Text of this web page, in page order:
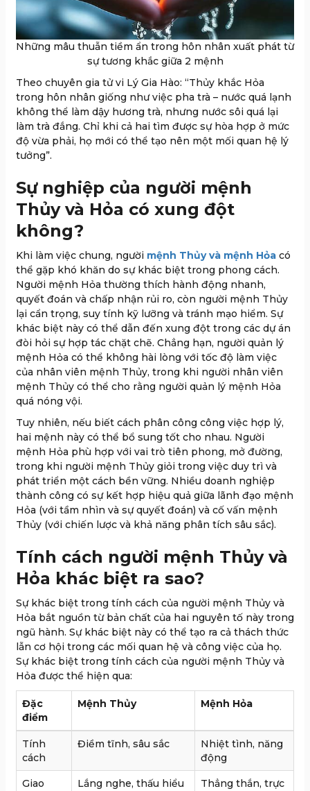
Những mâu thuẫn tiềm ẩn trong hôn nhân xuất phát từ
sự tương khắc giữa 2 mệnh
Theo chuyên gia tử vi Lý Gia Hào: “Thủy khắc Hỏa
trong hôn nhân giống như việc pha trà – nước quá lạnh
không thể làm dậy hương trà, nhưng nước sôi quá lại
làm trà đắng. Chỉ khi cả hai tìm được sự hòa hợp ở mức
độ vừa phải, họ mới có thể tạo nên một mối quan hệ lý
tưởng”.
Sự nghiệp của người mệnh
Thủy và Hỏa có xung đột
không?
Khi làm việc chung, người mệnh Thủy và mệnh Hỏa có
thể gặp khó khăn do sự khác biệt trong phong cách.
Người mệnh Hỏa thường thích hành động nhanh,
quyết đoán và chấp nhận rủi ro, còn người mệnh Thủy
lại cẩn trọng, suy tính kỹ lưỡng và tránh mạo hiểm. Sự
khác biệt này có thể dẫn đến xung đột trong các dự án
đòi hỏi sự hợp tác chặt chẽ. Chẳng hạn, người quản lý
mệnh Hỏa có thể không hài lòng với tốc độ làm việc
của nhân viên mệnh Thủy, trong khi người nhân viên
mệnh Thủy có thể cho rằng người quản lý mệnh Hỏa
quá nóng vội.
Tuy nhiên, nếu biết cách phân công công việc hợp lý,
hai mệnh này có thể bổ sung tốt cho nhau. Người
mệnh Hỏa phù hợp với vai trò tiên phong, mở đường,
trong khi người mệnh Thủy giỏi trong việc duy trì và
phát triển một cách bền vững. Nhiều doanh nghiệp
thành công có sự kết hợp hiệu quả giữa lãnh đạo mệnh
Hỏa (với tầm nhìn và sự quyết đoán) và cố vấn mệnh
Thủy (với chiến lược và khả năng phân tích sâu sắc).
Tính cách người mệnh Thủy và
Hỏa khác biệt ra sao?
Sự khác biệt trong tính cách của người mệnh Thủy và
Hỏa bắt nguồn từ bản chất của hai nguyên tố này trong
ngũ hành. Sự khác biệt này có thể tạo ra cả thách thức
lẫn cơ hội trong các mối quan hệ và công việc của họ.
Sự khác biệt trong tính cách của người mệnh Thủy và
Hỏa được thể hiện qua:
Đặc
điểm
Mệnh Thủy Mệnh Hỏa
Tính
cách
Điềm tĩnh, sâu sắc
Nhiệt tình, năng
động
Giao Lắng nghe, thấu hiểu Thẳng thắn, trực